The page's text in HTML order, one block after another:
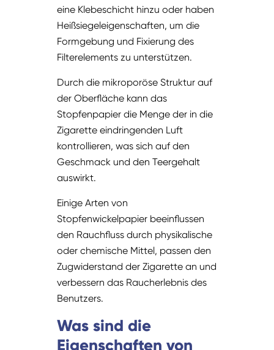
eine Klebeschicht hinzu oder haben
Heißsiegeleigenschaften, um die
Formgebung und Fixierung des
Filterelements zu unterstützen.
Durch die mikroporöse Struktur auf
der Oberfläche kann das
Stopfenpapier die Menge der in die
Zigarette eindringenden Luft
kontrollieren, was sich auf den
Geschmack und den Teergehalt
auswirkt.
Einige Arten von
Stopfenwickelpapier beeinflussen
den Rauchfluss durch physikalische
oder chemische Mittel, passen den
Zugwiderstand der Zigarette an und
verbessern das Raucherlebnis des
Benutzers.
Was sind die
Eigenschaften von